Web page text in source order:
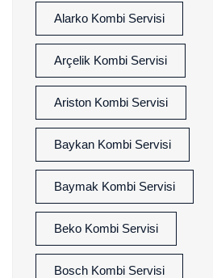
Alarko Kombi Servisi
Arçelik Kombi Servisi
Ariston Kombi Servisi
Baykan Kombi Servisi
Baymak Kombi Servisi
Beko Kombi Servisi
Bosch Kombi Servisi